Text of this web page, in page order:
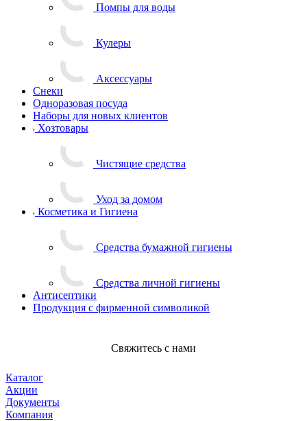
Помпы для воды
Кулеры
Аксессуары
Снеки
Одноразовая посуда
Наборы для новых клиентов
Хозтовары
Чистящие средства
Уход за домом
Косметика и Гигиена
Средства бумажной гигиены
Средства личной гигиены
Антисептики
Продукция с фирменной символикой
Свяжитесь с нами
Каталог
Акции
Документы
Компания